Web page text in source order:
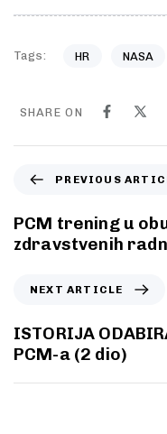
Tags: HR NASA
SHARE ON
PREVIOUS
PCM trening u
zdravstvenih
NEXT ARTICLE
ISTORIJA
PCM-a (2 dio)